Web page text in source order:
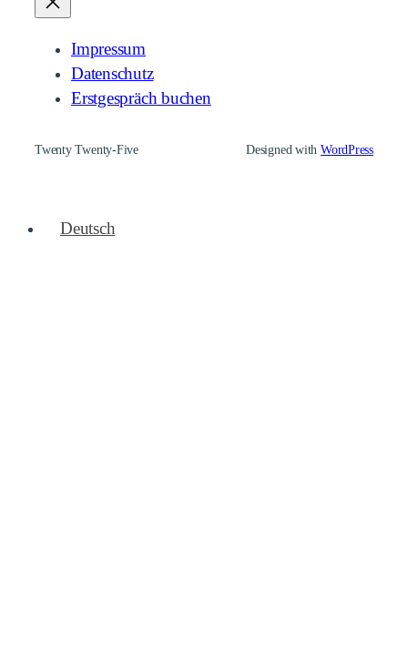
Impressum
Datenschutz
Erstgespräch buchen
Twenty Twenty-Five Designed with WordPress
Deutsch